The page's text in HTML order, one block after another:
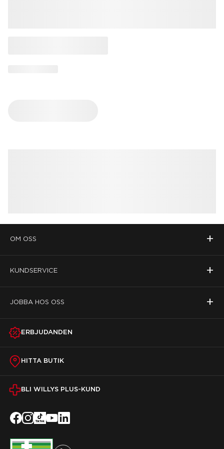
OM OSS +
KUNDSERVICE +
JOBBA HOS OSS +
ERBJUDANDEN
HITTA BUTIK
BLI WILLYS PLUS-KUND